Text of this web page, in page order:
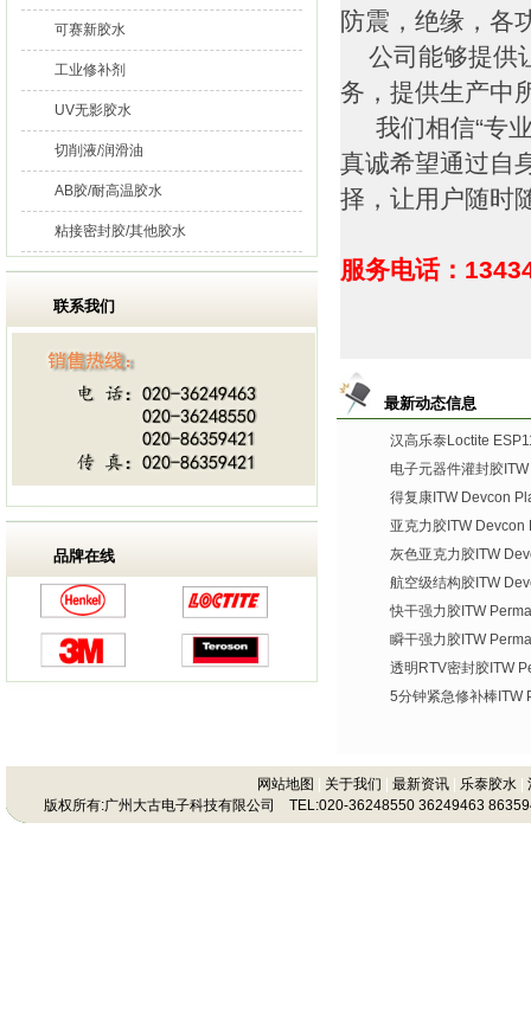
可赛新胶水
工业修补剂
UV无影胶水
切削液/润滑油
AB胶/耐高温胶水
粘接密封胶/其他胶水
联系我们
品牌在线
防震，绝缘，各
公司能够提供
务，提供生产中
我们相信“专业
真诚希望通过自
择，让用户随时
服务电话：
最新动态信息
汉高乐泰Loctite
电子元器件灌封胶
得复康ITW Devcon
亚克力胶ITW Devcon
灰色亚克力胶ITW
航空级结构胶ITW
快干强力胶ITW
瞬干强力胶ITW
透明RTV密封胶ITW
5分钟紧急修补棒ITW
网站地图 关于我们 最新资讯| 乐泰胶水|
版权所有:广州大古电子科技有限公司 TEL:020-36248550 36249463